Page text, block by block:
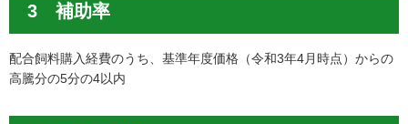
3 補助率
配合飼料購入経費のうち、基準年度価格（令和3年4月時点）からの
高騰分の5分の4以内